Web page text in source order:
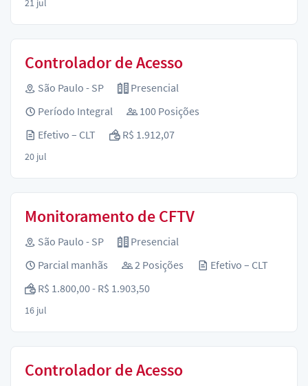
Controlador de Acesso
São Paulo - SP
Presencial
Período Integral
100 Posições
Efetivo – CLT
R$ 1.912,07
20 jul
Monitoramento de CFTV
São Paulo - SP
Presencial
Parcial manhãs
2 Posições
Efetivo – CLT
R$ 1.800,00 - R$ 1.903,50
16 jul
Controlador de Acesso